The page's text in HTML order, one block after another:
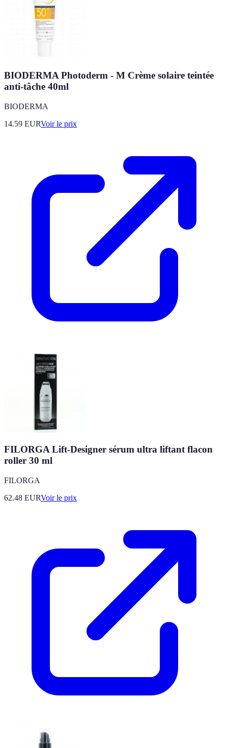
BIODERMA Photoderm - M Crème solaire teintée
anti-tâche 40ml
BIODERMA
14.59 EURVoir le prix
FILORGA Lift-Designer sérum ultra liftant flacon
roller 30 ml
FILORGA
62.48 EURVoir le prix